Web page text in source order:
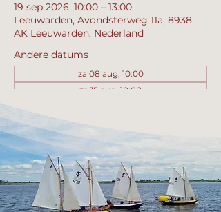
19 sep 2026, 10:00 – 13:00
Leeuwarden, Avondsterweg 11a, 8938
AK Leeuwarden, Nederland
Andere datums
za 08 aug, 10:00
za 15 aug, 10:00
Bekijk alle 358 datums
Meld mij aan!